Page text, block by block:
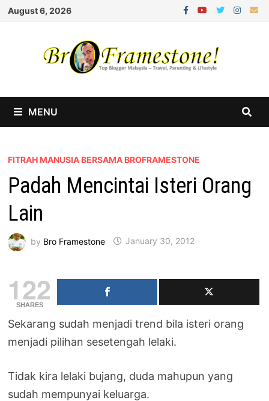
Skip
August 6, 2026
MENU
FITRAH MANUSIA BERSAMA BROFRAMESTONE
Padah Mencintai Isteri Orang
Lain
by Bro Framestone January 30, 2012
122
SHARES
Sekarang sudah menjadi trend bila isteri orang
menjadi pilihan sesetengah lelaki.
Tidak kira lelaki bujang, duda mahupun yang
sudah mempunyai keluarga.